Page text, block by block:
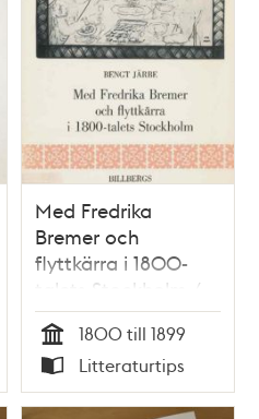
Med Fredrika
Bremer och
flyttkärra i 1800-
talets Stockholm /
Bengt Järbe
Tid
1800 till 1899
Typ
Litteraturtips